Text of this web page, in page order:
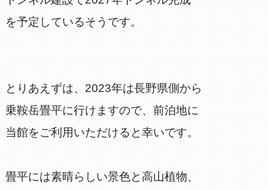
を予定しているそうです。
とりあえずは、2023年は長野県側から
乗鞍岳畳平に行けますので、前泊地に
当館をご利用いただけると幸いです。
畳平には素晴らしい景色と高山植物、